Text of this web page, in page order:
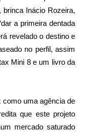
brinca Inácio Rozeira,
a primeira dentada
revelado o destino e
no perfil, assim
Mini 8 e um livro da
como uma agência de
que este projeto
mercado saturado